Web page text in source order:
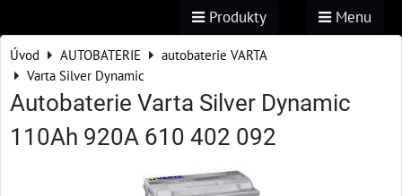
Produkty Menu
Úvod AUTOBATERIE
autobaterie VARTA
Varta Silver Dynamic
Autobaterie Varta Silver Dynamic
110Ah 920A 610 402 092